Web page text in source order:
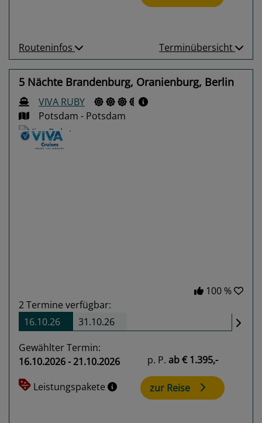
Routeninfos Terminübersicht
5 Nächte Brandenburg, Oranienburg, Berlin
VIVA RUBY
Potsdam - Potsdam
100 %
2Termine verfügbar:
16.10.26
31.10.26
Gewählter Termin:
16.10.2026 - 21.10.2026
Leistungspakete
p. P. ab€ 1.395,-
zur Reise